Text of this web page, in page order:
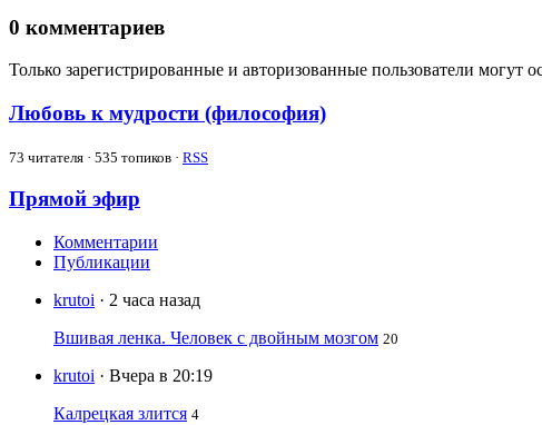
0 комментариев
Только зарегистрированные и авторизованные пользователи могут
Любовь к мудрости (философия)
73 читателя · 535 топиков · RSS
Прямой эфир
Комментарии
Публикации
krutoi · 2 часа назад
Вшивая ленка. Человек с двойным мозгом 20
krutoi · Вчера в 20:19
Калрецкая злится 4